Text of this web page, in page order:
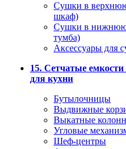
Сушки в
шкаф)
Сушки в нижнюю
тумба)
Аксессуары для
15. Сетчатые
для кухни
Бутылочницы
Выдвижные
Выкатные
Угловые
Шеф-центры